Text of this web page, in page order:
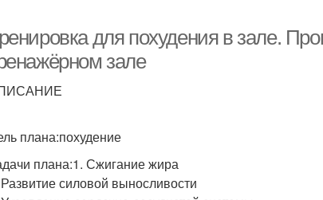
для похудения в зале.
зале
плана:похудение
плана:1. Сжигание жира
силовой выносливости